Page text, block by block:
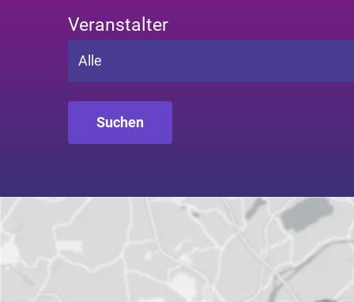
Veranstalter
Alle